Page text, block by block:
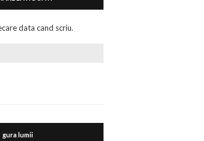
data cand scriu.
gura lumii